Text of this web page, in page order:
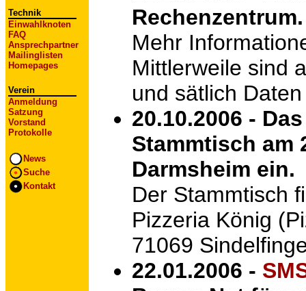
Technik
Einwahlknoten
FAQ
Ansprechpartner
Mailinglisten
Homepages
Verein
Anmeldung
Satzung
Vorstand
Protokolle
News
Suche
Kontakt
Rechenzentrum.
Mehr
Mittlerweile sind
und sätlich
20.10.2006 -
Stammtisch am
Darmsheim ein.
Der Stammtisch
Pizzeria König
71069
22.01.2006 -